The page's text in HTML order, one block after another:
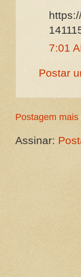
7:01
Postar
Postagem mais
Assinar: